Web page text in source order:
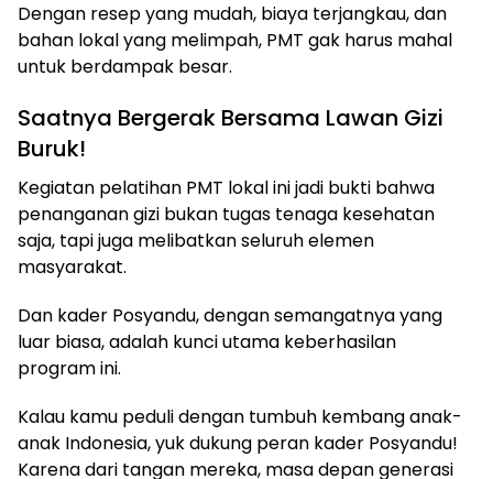
Dengan resep yang mudah, biaya terjangkau, dan
bahan lokal yang melimpah, PMT gak harus mahal
untuk berdampak besar.
Saatnya Bergerak Bersama Lawan Gizi
Buruk!
Kegiatan pelatihan PMT lokal ini jadi bukti bahwa
penanganan gizi bukan tugas tenaga kesehatan
saja, tapi juga melibatkan seluruh elemen
masyarakat.
Dan kader Posyandu, dengan semangatnya yang
luar biasa, adalah kunci utama keberhasilan
program ini.
Kalau kamu peduli dengan tumbuh kembang anak-
anak Indonesia, yuk dukung peran kader Posyandu!
Karena dari tangan mereka, masa depan generasi